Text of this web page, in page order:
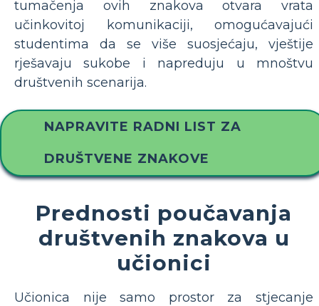
tumačenja ovih znakova otvara vrata
učinkovitoj komunikaciji, omogućavajući
studentima da se više suosjećaju, vještije
rješavaju sukobe i napreduju u mnoštvu
društvenih scenarija.
NAPRAVITE RADNI LIST ZA
DRUŠTVENE ZNAKOVE
Prednosti poučavanja
društvenih znakova u
učionici
Učionica nije samo prostor za stjecanje